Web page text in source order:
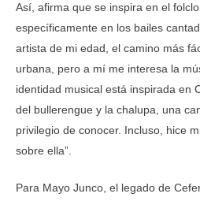
Así, afirma que se inspira en el
específicamente en los bailes
artista de mi edad, el camino más
urbana, pero a mí me interesa la
identidad musical está inspirada en
del bullerengue y la chalupa, una
privilegio de conocer. Incluso, hice
sobre ella”.
Para Mayo Junco, el legado de